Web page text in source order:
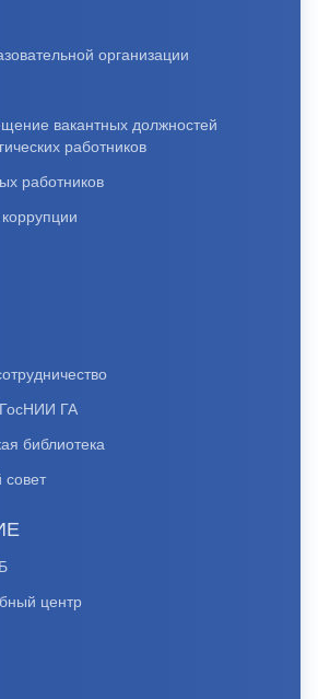
организации
вакантных должностей
работников
работников
ГА
библиотека
совет
центр